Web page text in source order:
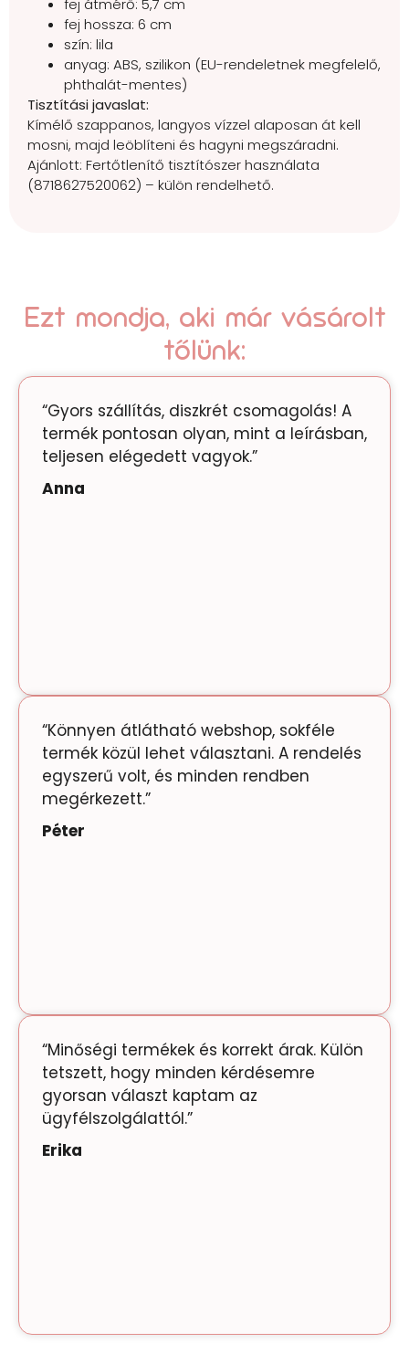
fej átmérő: 5,7 cm
fej hossza: 6 cm
szín: lila
anyag: ABS, szilikon (EU-rendeletnek megfelelő,
phthalát-mentes)
Tisztítási javaslat:
Kímélő szappanos, langyos vízzel alaposan át kell
mosni, majd leöblíteni és hagyni megszáradni.
Ajánlott: Fertőtlenítő tisztítószer használata
(8718627520062) – külön rendelhető.
Ezt mondja, aki már vásárolt
tőlünk:
“Gyors szállítás, diszkrét csomagolás! A
termék pontosan olyan, mint a leírásban,
teljesen elégedett vagyok.”
Anna
“Könnyen átlátható webshop, sokféle
termék közül lehet választani. A rendelés
egyszerű volt, és minden rendben
megérkezett.”
Péter
“Minőségi termékek és korrekt árak. Külön
tetszett, hogy minden kérdésemre
gyorsan választ kaptam az
ügyfélszolgálattól.”
Erika